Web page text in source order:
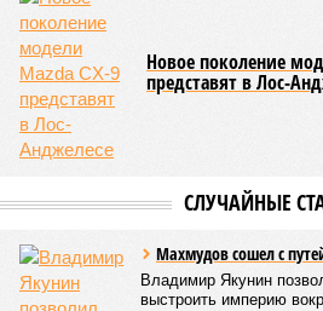
что в реальности подрядчик по
определён?
2025–2026 годах, похоже, не
последние месяцы в личном
называть даже ориентировочные
расстроенные дольщики.
Казалось бы, формально
достраиванию объекта
Development – банкрот, часть его
несостоятельной ещё в 2024 году,
находится под следствием по ст.